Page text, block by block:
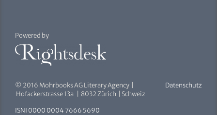
Powered by
Datenschutz
© 2016 Mohrbooks AG Literary Agency |
Hofackerstrasse 13a | 8032 Zürich | Schweiz
ISNI 0000 0004 7666 5690